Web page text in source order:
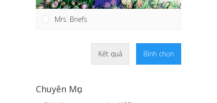
Mrs. Briefs
Kết quả Bình chọn
Chuyên Mục